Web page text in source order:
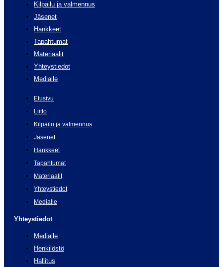
Kilpailu ja valmennus
Jäsenet
Hankkeet
Tapahtumat
Materiaalit
Yhteystiedot
Medialle
Etusivu
Liitto
Kilpailu ja valmennus
Jäsenet
Hankkeet
Tapahtumat
Materiaalit
Yhteystiedot
Medialle
Yhteystiedot
Medialle
Henkilöstö
Hallitus